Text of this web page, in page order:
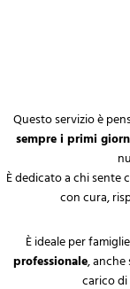
Questo servizio è
sempre i primi
È dedicato a chi sente
con cura,
È ideale per
professionale,
carico di